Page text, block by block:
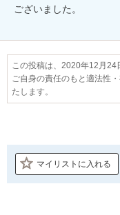
ございました。
この投稿は、2020年12月24
ご自身の責任のもと適法性
たします。
マイリストに入れる